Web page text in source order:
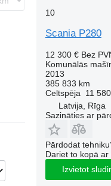
10
Scania P280
12 300 € Bez
Komunālās
2013
385 833 km
Celtspēja
11
Latvija, Rīga
Sazināties ar
Pārdodat
Dariet to kopā ar
Izvietot